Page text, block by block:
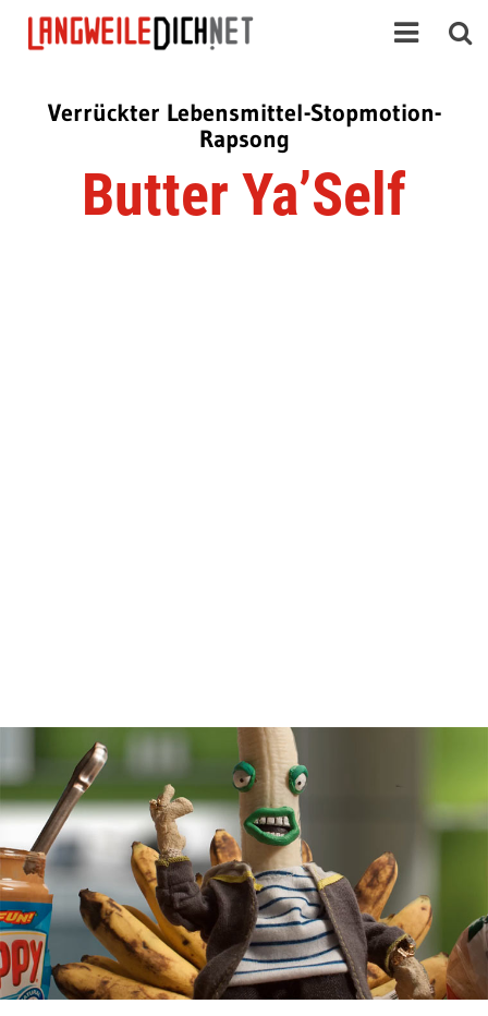
Verrückter Lebensmittel-Stopmotion-
Rapsong
Butter Ya’Self